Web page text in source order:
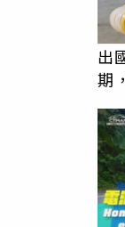
出
期
更